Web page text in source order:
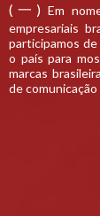
(一) Em
empresariais
participamos
o país para
marcas
de